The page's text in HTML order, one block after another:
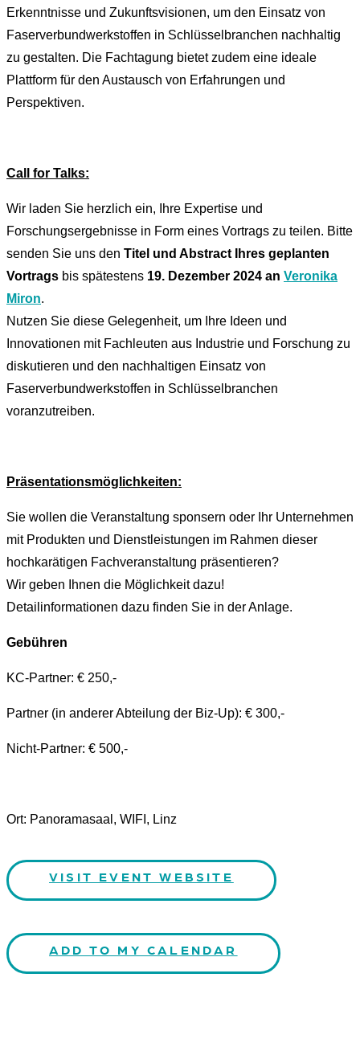
Erkenntnisse und Zukunftsvisionen, um den Einsatz von
Faserverbundwerkstoffen in Schlüsselbranchen nachhaltig
zu gestalten. Die Fachtagung bietet zudem eine ideale
Plattform für den Austausch von Erfahrungen und
Perspektiven.
Call for Talks:
Wir laden Sie herzlich ein, Ihre Expertise und
Forschungsergebnisse in Form eines Vortrags zu teilen. Bitte
senden Sie uns den Titel und Abstract Ihres geplanten
Vortrags bis spätestens 19. Dezember 2024 an Veronika
Miron.
Nutzen Sie diese Gelegenheit, um Ihre Ideen und
Innovationen mit Fachleuten aus Industrie und Forschung zu
diskutieren und den nachhaltigen Einsatz von
Faserverbundwerkstoffen in Schlüsselbranchen
voranzutreiben.
Präsentationsmöglichkeiten:
Sie wollen die Veranstaltung sponsern oder Ihr Unternehmen
mit Produkten und Dienstleistungen im Rahmen dieser
hochkarätigen Fachveranstaltung präsentieren?
Wir geben Ihnen die Möglichkeit dazu!
Detailinformationen dazu finden Sie in der Anlage.
Gebühren
KC-Partner: € 250,-
Partner (in anderer Abteilung der Biz-Up): € 300,-
Nicht-Partner: € 500,-
Ort: Panoramasaal, WIFI, Linz
VISIT EVENT WEBSITE
ADD TO MY CALENDAR